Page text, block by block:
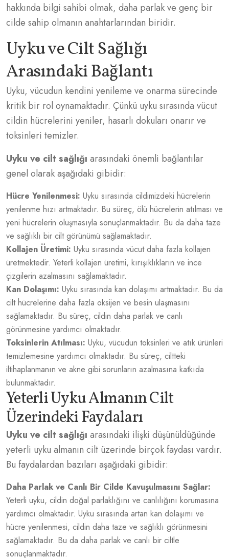
hakkında bilgi sahibi olmak, daha parlak ve genç bir
cilde sahip olmanın anahtarlarından biridir.
Uyku ve Cilt Sağlığı
Arasındaki Bağlantı
Uyku, vücudun kendini yenileme ve onarma sürecinde
kritik bir rol oynamaktadır. Çünkü uyku sırasında vücut
cildin hücrelerini yeniler, hasarlı dokuları onarır ve
toksinleri temizler.
Uyku ve cilt sağlığı arasındaki önemli bağlantılar
genel olarak aşağıdaki gibidir:
Hücre Yenilenmesi: Uyku sırasında cildimizdeki hücrelerin
yenilenme hızı artmaktadır. Bu süreç, ölü hücrelerin atılması ve
yeni hücrelerin oluşmasıyla sonuçlanmaktadır. Bu da daha taze
ve sağlıklı bir cilt görünümü sağlamaktadır.
Kollajen Üretimi: Uyku sırasında vücut daha fazla kollajen
üretmektedir. Yeterli kollajen üretimi, kırışıklıkların ve ince
çizgilerin azalmasını sağlamaktadır.
Kan Dolaşımı: Uyku sırasında kan dolaşımı artmaktadır. Bu da
cilt hücrelerine daha fazla oksijen ve besin ulaşmasını
sağlamaktadır. Bu süreç, cildin daha parlak ve canlı
görünmesine yardımcı olmaktadır.
Toksinlerin Atılması: Uyku, vücudun toksinleri ve atık ürünleri
temizlemesine yardımcı olmaktadır. Bu süreç, ciltteki
iltihaplanmanın ve akne gibi sorunların azalmasına katkıda
bulunmaktadır.
Yeterli Uyku Almanın Cilt
Üzerindeki Faydaları
Uyku ve cilt sağlığı arasındaki ilişki düşünüldüğünde
yeterli uyku almanın cilt üzerinde birçok faydası vardır.
Bu faydalardan bazıları aşağıdaki gibidir:
Daha Parlak ve Canlı Bir Cilde Kavuşulmasını Sağlar:
Yeterli uyku, cildin doğal parlaklığını ve canlılığını korumasına
yardımcı olmaktadır. Uyku sırasında artan kan dolaşımı ve
hücre yenilenmesi, cildin daha taze ve sağlıklı görünmesini
sağlamaktadır. Bu da daha parlak ve canlı bir ciltle
sonuçlanmaktadır.